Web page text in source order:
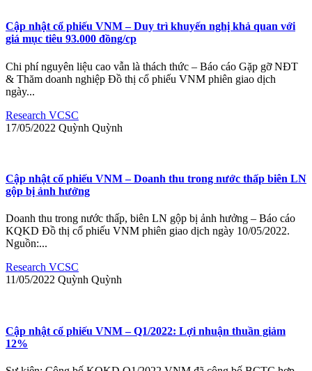
Cập nhật cổ phiếu VNM – Duy trì khuyến nghị khả quan với
giá mục tiêu 93.000 đồng/cp
Chi phí nguyên liệu cao vẫn là thách thức – Báo cáo Gặp gỡ NĐT
& Thăm doanh nghiệp Đồ thị cổ phiếu VNM phiên giao dịch
ngày...
Research VCSC
17/05/2022 Quỳnh Quỳnh
Cập nhật cổ phiếu VNM – Doanh thu trong nước thấp biên LN
gộp bị ảnh hưởng
Doanh thu trong nước thấp, biên LN gộp bị ảnh hưởng – Báo cáo
KQKD Đồ thị cổ phiếu VNM phiên giao dịch ngày 10/05/2022.
Nguồn:...
Research VCSC
11/05/2022 Quỳnh Quỳnh
Cập nhật cổ phiếu VNM – Q1/2022: Lợi nhuận thuần giảm
12%